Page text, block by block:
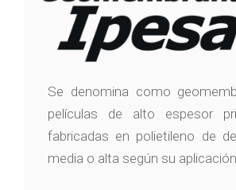
Se denomina como
películas de alto espesor
fabricadas en polietileno de
media o alta según su aplicación.